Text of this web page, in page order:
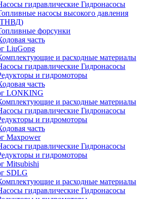
гидравлические Гидронасосы
насосы высокого давления
форсунки
часть
LiuGong
и расходные материалы
гидравлические Гидронасосы
и гидромоторы
часть
LONKING
и расходные материалы
гидравлические Гидронасосы
и гидромоторы
часть
Maxpower
гидравлические Гидронасосы
и гидромоторы
Mitsubishi
SDLG
и расходные материалы
гидравлические Гидронасосы